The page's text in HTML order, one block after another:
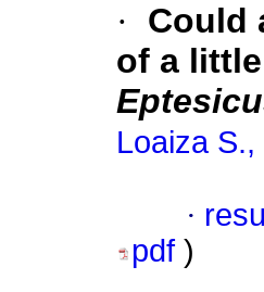
·
Could
of a
Loaiza
·
pdf )